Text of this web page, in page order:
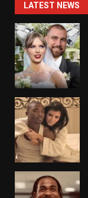
LATEST NEWS